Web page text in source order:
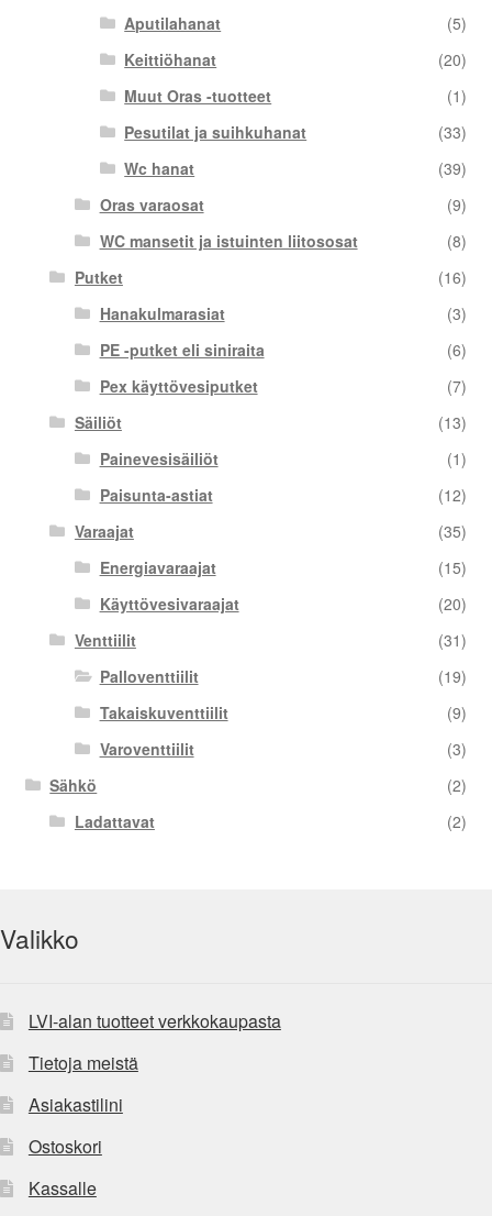
Aputilahanat
(5)
Keittiöhanat
(20)
Muut Oras -tuotteet
(1)
Pesutilat ja suihkuhanat
(33)
Wc hanat
(39)
Oras varaosat
(9)
WC mansetit ja istuinten liitososat
(8)
Putket
(16)
Hanakulmarasiat
(3)
PE -putket eli siniraita
(6)
Pex käyttövesiputket
(7)
Säiliöt
(13)
Painevesisäiliöt
(1)
Paisunta-astiat
(12)
Varaajat
(35)
Energiavaraajat
(15)
Käyttövesivaraajat
(20)
Venttiilit
(31)
Palloventtiilit
(19)
Takaiskuventtiilit
(9)
Varoventtiilit
(3)
Sähkö
(2)
Ladattavat
(2)
Valikko
LVI-alan tuotteet verkkokaupasta
Tietoja meistä
Asiakastilini
Ostoskori
Kassalle